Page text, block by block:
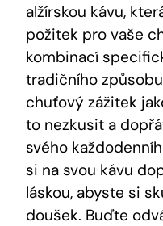
alžírskou kávu,
požitek pro vaše
kombinací
tradičního
chuťový zážitek
to nezkusit a
svého
si na svou kávu
láskou, abyste si
doušek. Buďte